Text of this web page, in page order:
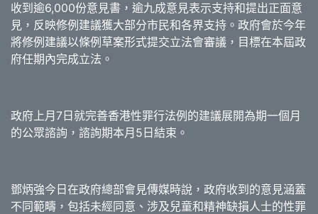
收到逾6,000份意見書，逾九成意見表示支持和提出正面意
見，反映修例建議獲大部分市民和各界支持。政府會於今年
將修例建議以條例草案形式提交立法會審議，目標在本屆政
府任期內完成立法。
政府上月7日就完善香港性罪行法例的建議展開為期一個月
的公眾諮詢，諮詢期本月5日結束。
鄧炳強今日在政府總部會見傳媒時說，政府收到的意見涵蓋
不同範疇，包括未經同意、涉及兒童和精神缺損人士的性罪